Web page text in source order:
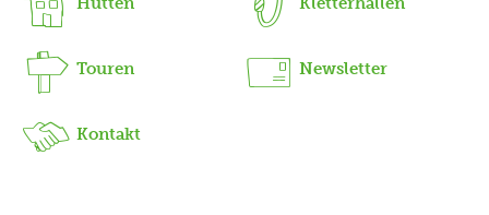
Touren Newsletter
Kontakt